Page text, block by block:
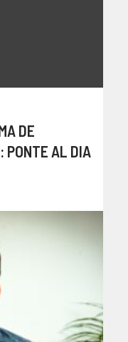
DE
PONTE AL DIA